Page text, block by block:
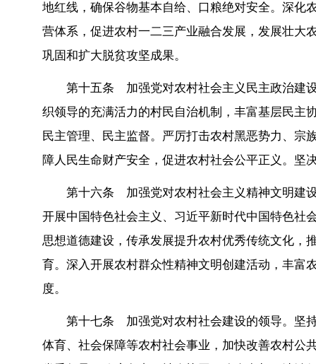
地红线，确保谷物基本自给、口粮绝对安全。深化
营体系，促进农村一二三产业融合发展，发展壮大
巩固和扩大脱贫攻坚成果。
第十五条 加强党对农村社会主义民主政治建
织领导的充满活力的村民自治机制，丰富基层民主
民主管理、民主监督。严厉打击农村黑恶势力、宗
障人民生命财产安全，促进农村社会公平正义。坚
第十六条 加强党对农村社会主义精神文明建
开展中国特色社会主义、习近平新时代中国特色社
思想道德建设，传承发展提升农村优秀传统文化，
育。深入开展农村群众性精神文明创建活动，丰富
度。
第十七条 加强党对农村社会建设的领导。坚
体育、社会保障等农村社会事业，加快改善农村公